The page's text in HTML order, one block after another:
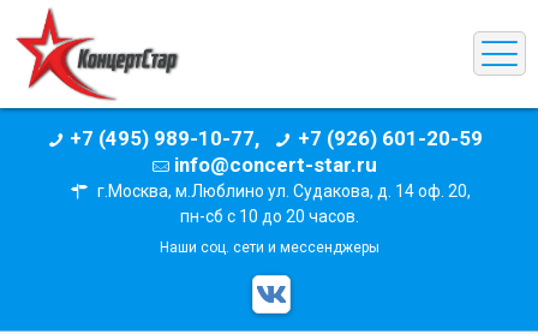
+7 (495) 989-10-77,
+7 (926) 601-20-59
info@concert-star.ru
г.Москва, м.Люблино ул. Судакова, д. 14 оф. 20,
пн-сб с 10 до 20 часов.
Наши соц. сети и мессенджеры